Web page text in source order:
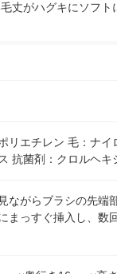
丈がハグキにソフト
リエチレン 毛：ナイ
抗菌剤：クロルヘキ
ながらブラシの先端
まっすぐ挿入し、数